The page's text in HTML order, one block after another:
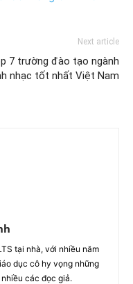
Next article
7 trường đào tạo ngành
nhạc tốt nhất Việt Nam
tại nhà, với nhiều năm
dục cô hy vọng những
các đọc giả.